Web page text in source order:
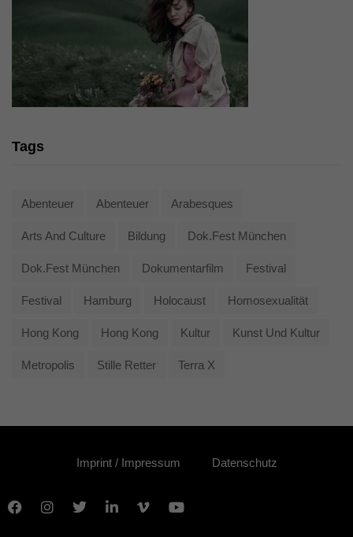
Tags
Abenteuer Abenteuer Arabesques
Arts And Culture Bildung Dok.fest München
Dok.fest München Dokumentarfilm Festival
Festival Hamburg Holocaust Homosexualität
Hong Kong Hong Kong Kultur Kunst Und Kultur
Metropolis Stille Retter Terra X
Imprint / Impressum Datenschutz